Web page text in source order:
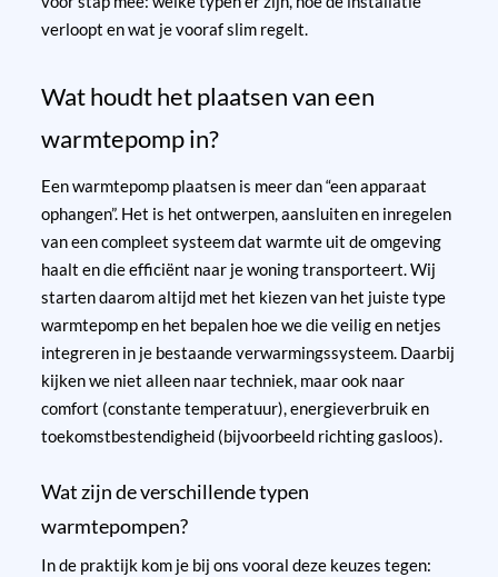
verloopt en wat je vooraf slim regelt.
Wat houdt het plaatsen van een
warmtepomp in?
Een warmtepomp plaatsen is meer dan “een apparaat
ophangen”. Het is het ontwerpen, aansluiten en inregelen
van een compleet systeem dat warmte uit de omgeving
haalt en die efficiënt naar je woning transporteert. Wij
starten daarom altijd met het kiezen van het juiste type
warmtepomp en het bepalen hoe we die veilig en netjes
integreren in je bestaande verwarmingssysteem. Daarbij
kijken we niet alleen naar techniek, maar ook naar
comfort (constante temperatuur), energieverbruik en
toekomstbestendigheid (bijvoorbeeld richting gasloos).
Wat zijn de verschillende typen
warmtepompen?
In de praktijk kom je bij ons vooral deze keuzes tegen: